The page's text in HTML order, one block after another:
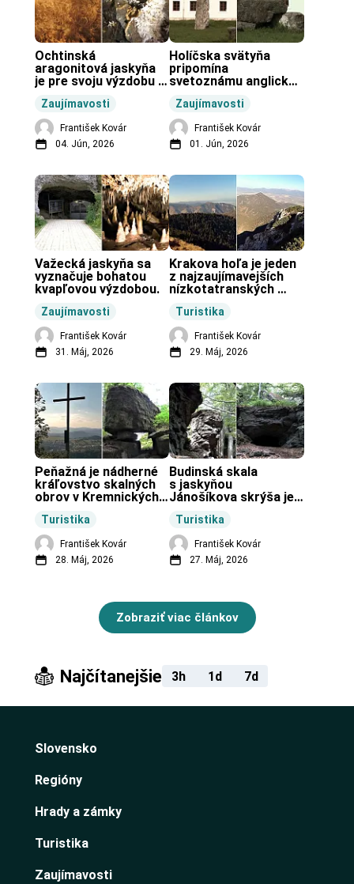
Zaujímavosti
Ochtinská
aragonitová jaskyňa
je pre svoju výzdobu
vo svete.
František Kovár
04. Jún, 2026
Zaujímavosti
Holíčska svätyňa
pripomína
svetoznámu anglickú
František Kovár
01. Jún, 2026
Zaujímavosti
Važecká jaskyňa sa
vyznačuje bohatou
kvapľovou výzdobou.
František Kovár
31. Máj, 2026
Turistika
Krakova hoľa je jeden
z najzaujímavejších
nízkotatranských
František Kovár
29. Máj, 2026
Turistika
Peňažná je nádherné
kráľovstvo skalných
obrov v Kremnických
František Kovár
28. Máj, 2026
Turistika
Budinská skala
s jaskyňou
Jánošíkova skrýša je
obci Budiná.
František Kovár
27. Máj, 2026
Zobraziť viac článkov
Najčítanejšie 3h 1d 7d
Slovensko
Regióny
Hrady a zámky
Turistika
Zaujímavosti